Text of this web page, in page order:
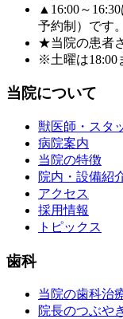
▲16:00～
予約制）です。
★当院の患者
※土曜は18:00
当院について
獣医師・スタ
病院案内
当院の特徴
院内・設備紹
アクセス
採用情報
トピックス
歯科
当院の歯科治
院長のつぶや